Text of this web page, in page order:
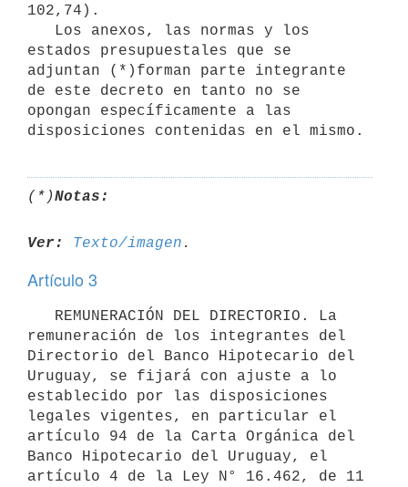
102,74).
estados presupuestales que se
adjuntan (*)forman parte integrante
de este decreto en tanto no se
opongan específicamente a las
(*)Notas:
Ver: Texto/imagen
Artículo 3
remuneración de los integrantes del
Directorio del Banco Hipotecario del
Uruguay, se fijará con ajuste a lo
establecido por las disposiciones
legales vigentes, en particular el
artículo 94 de la Carta Orgánica del
Banco Hipotecario del Uruguay, el
artículo 4 de la Ley N° 16.462, de 11